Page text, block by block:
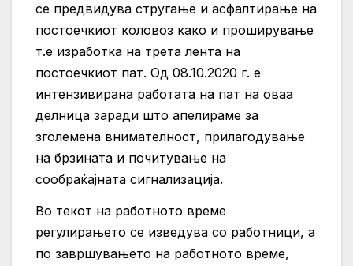
се предвидува стругање и асфалтирање на
постоечкиот коловоз како и проширување
т.е изработка на трета лента на
постоечкиот пат. Од 08.10.2020 г. е
интензивирана работата на пат на оваа
делница заради што апелираме за
зголемена внимателност, прилагодување
на брзината и почитување на
сообраќајната сигнализација.
Во текот на работното време
регулирањето се изведува со работници, а
по завршувањето на работното време,